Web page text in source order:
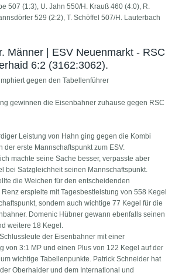
507 (1:3), U. Jahn 550/H. Krauß 460 (4:0), R.
529 (2:2), T. Schöffel 507/H. Lauterbach
Männer | ESV Neuenmarkt - RSC
6:2 (3162:3062).
gegen den Tabellenführer
gewinnen die Eisenbahner zuhause gegen RSC
Leistung von Hahn ging gegen die Kombi
der erste Mannschaftspunkt zum ESV.
machte seine Sache besser, verpasste aber
bei Satzgleichheit seinen Mannschaftspunkt.
die Weichen für den entscheidenden
erspielte mit Tagesbestleistung von 558 Kegel
sondern auch wichtige 77 Kegel für die
Domenic Hübner gewann ebenfalls seinen
weitere 18 Kegel.
der Eisenbahner mit einer
von 3:1 MP und einen Plus von 122 Kegel auf der
wichtige Tabellenpunkte. Patrick Schneider hat
Oberhaider und dem International und